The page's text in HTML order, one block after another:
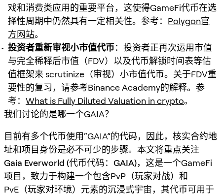
戏和消费类应用的重要平台，这使得GameFi代币在选
择性周期中仍然具有一定相关性。参考： Polygon官
方网站。
投资者重新审视小市值代币：投资者正再次运用市值
与完全稀释后市值（FDV）以及代币解锁时间表等估
值框架来 scrutinize（审视）小市值代币。关于FDV重
要性的复习，请参考Binance Academy的解释。参
考： What is Fully Diluted Valuation in crypto。
我们讨论的是哪一个GAIA？
目前有多个代币使用“GAIA”的代码，因此，核实合约地
址和项目身份是必不可少的步骤。本文将重点关注
Gaia Everworld (代币代码：GAIA)，这是一个GameFi
项目，致力于构建一个包含PvP（玩家对战）和
PvE（玩家对环境）元素的沉浸式宇宙，其代币可用于